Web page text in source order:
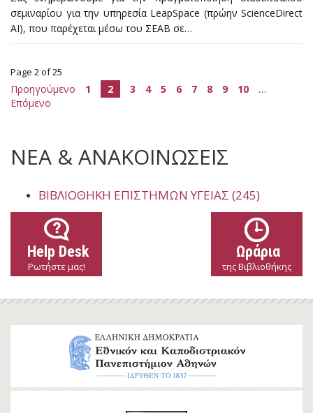
σεμιναρίου για την υπηρεσία LeapSpace (πρώην ScienceDirect
AI), που παρέχεται μέσω του ΣΕΑΒ σε…
Page 2 of 25
Προηγούμενο 1 2 3 4 5 6 7 8 9 10
…
Επόμενο
ΝΕΑ & ΑΝΑΚΟΙΝΩΣΕΙΣ
ΒΙΒΛΙΟΘΉΚΗ ΕΠΙΣΤΗΜΏΝ ΥΓΕΊΑΣ (245)
Help Desk
Ρωτήστε μας!
Ωράρια
της Βιβλιοθήκης